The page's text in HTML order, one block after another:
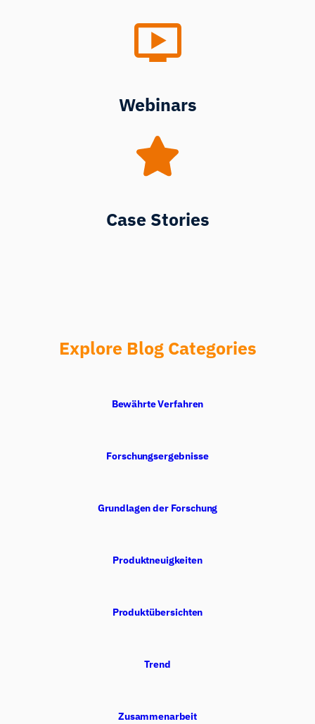
Webinars
Case Stories
Explore Blog Categories
Bewährte Verfahren
Forschungsergebnisse
Grundlagen der Forschung
Produktneuigkeiten
Produktübersichten
Trend
Zusammenarbeit